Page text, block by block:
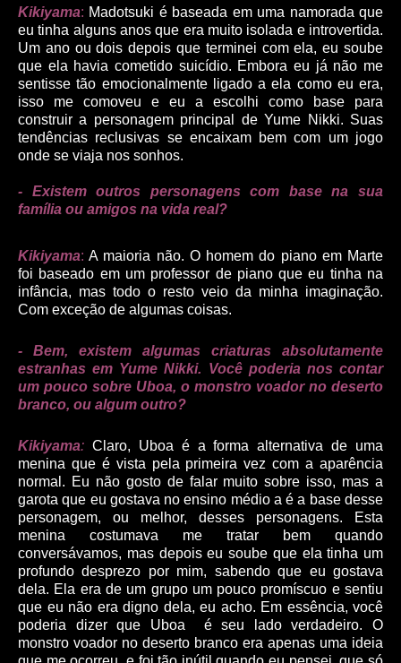
Kikiyama: Madotsuki é baseada em uma namorada que
eu tinha alguns anos que era muito isolada e introvertida.
Um ano ou dois depois que terminei com ela, eu soube
que ela havia cometido suicídio. Embora eu já não me
sentisse tão emocionalmente ligado a ela como eu era,
isso me comoveu e eu a escolhi como base para
construir a personagem principal de Yume Nikki. Suas
tendências reclusivas se encaixam bem com um jogo
onde se viaja nos sonhos.
- Existem outros personagens com base na sua
família ou amigos na vida real?
Kikiyama: A maioria não. O homem do piano em Marte
foi baseado em um professor de piano que eu tinha na
infância, mas todo o resto veio da minha imaginação.
Com exceção de algumas coisas.
- Bem, existem algumas criaturas absolutamente
estranhas em Yume Nikki. Você poderia nos contar
um pouco sobre Uboa, o monstro voador no deserto
branco, ou algum outro?
Kikiyama: Claro, Uboa é a forma alternativa de uma
menina que é vista pela primeira vez com a aparência
normal. Eu não gosto de falar muito sobre isso, mas a
garota que eu gostava no ensino médio a é a base desse
personagem, ou melhor, desses personagens. Esta
menina costumava me tratar bem quando
conversávamos, mas depois eu soube que ela tinha um
profundo desprezo por mim, sabendo que eu gostava
dela. Ela era de um grupo um pouco promíscuo e sentiu
que eu não era digno dela, eu acho. Em essência, você
poderia dizer que Uboa é seu lado verdadeiro. O
monstro voador no deserto branco era apenas uma ideia